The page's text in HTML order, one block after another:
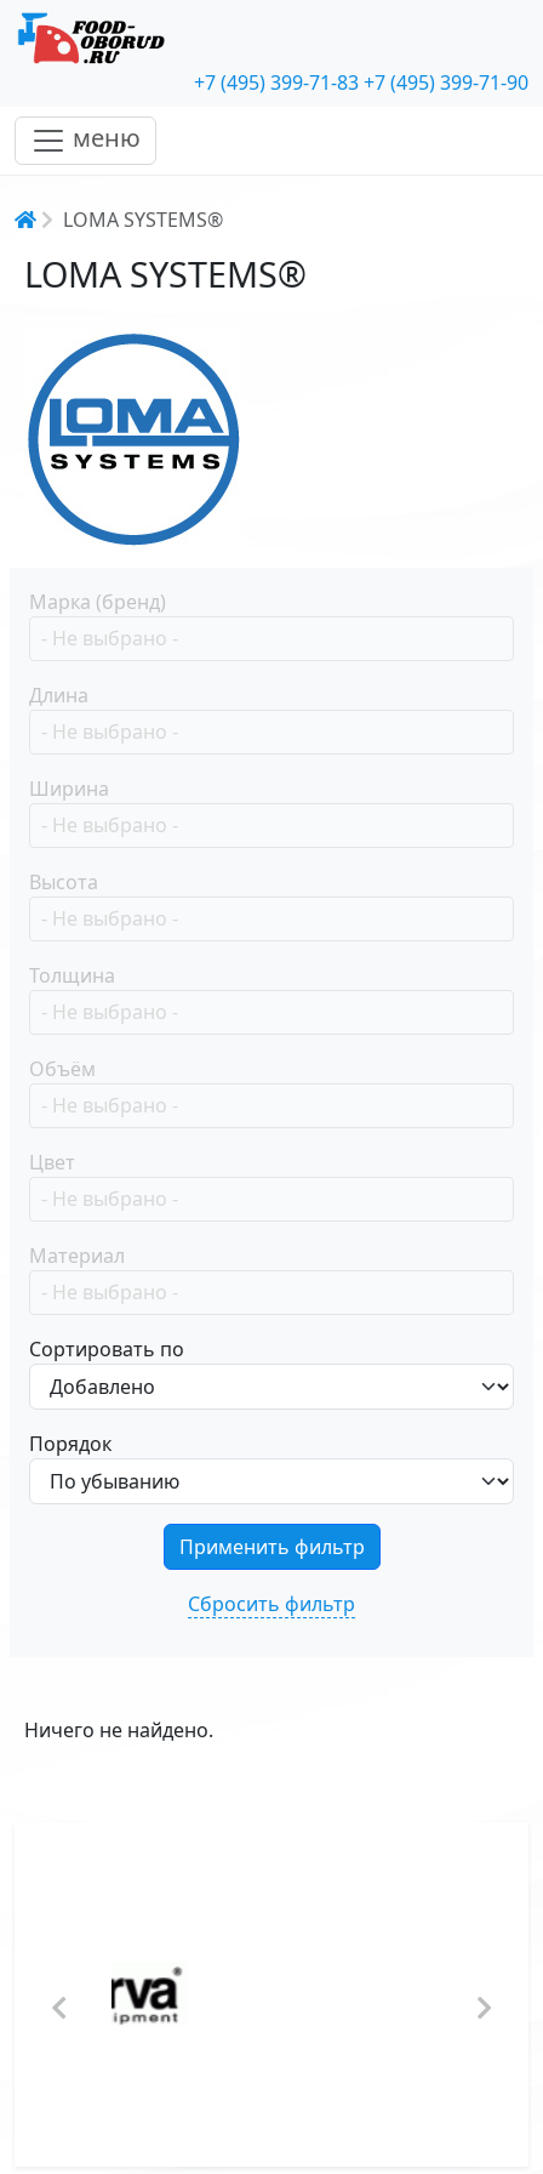
+7 (495) 399-71-83+7 (495) 399-71-90
меню
Строка навигации
LOMA SYSTEMS®
LOMA SYSTEMS®
Марка (бренд)
Длина
Ширина
Высота
Толщина
Объём
Цвет
Материал
Сортировать по
Порядок
Сбросить фильтр
Ничего не найдено.